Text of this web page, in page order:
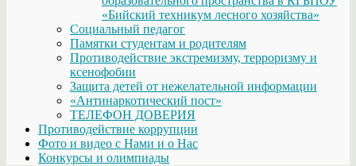
«Бийский техникум лесного хозяйства»
Социальный педагог
Памятки студентам и родителям
Противодействие экстремизму, терроризму и
ксенофобии
Защита детей от нежелательной информации
«Антинаркотический пост»
ТЕЛЕФОН ДОВЕРИЯ
Противодействие коррупции
Фото и видео с Нами и о Нас
Конкурсы и олимпиады